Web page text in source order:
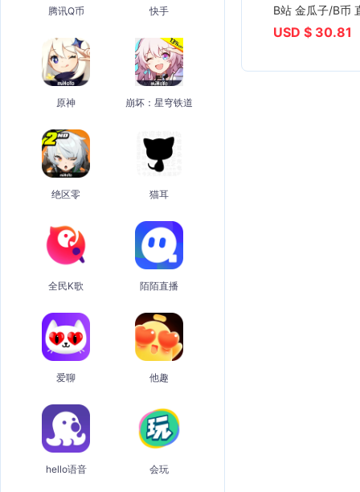
腾讯Q币 快手
原神 崩坏：星穹铁道
绝区零 猫耳
全民K歌 陌陌直播
爱聊 他趣
hello语音 会玩
B站 金瓜子/B币
USD $ 30.81